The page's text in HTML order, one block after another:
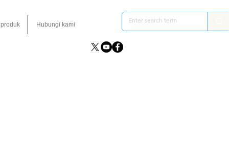
Hubungi kami